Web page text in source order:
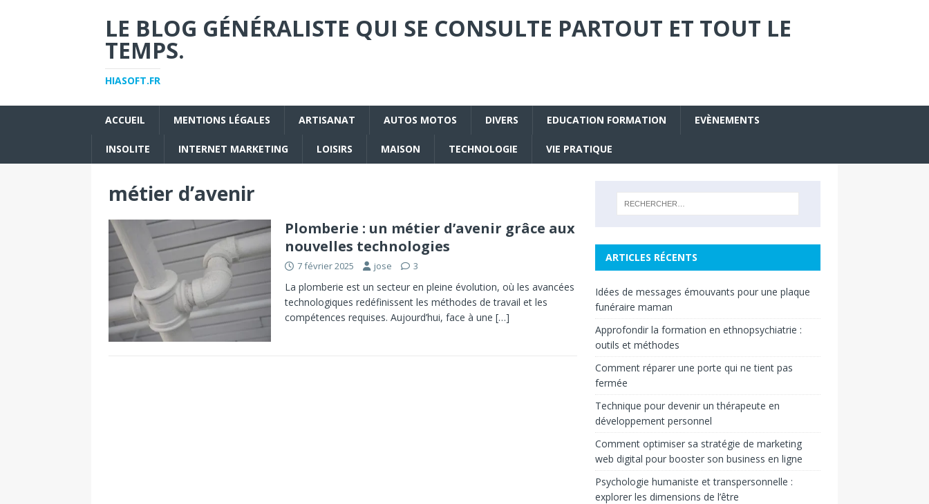
LE BLOG GÉNÉRALISTE QUI SE CONSULTE PARTOUT ET TOUT LE
TEMPS.
HIASOFT.FR
ACCUEIL MENTIONS LÉGALES ARTISANAT AUTOS MOTOS DIVERS EDUCATION FORMATION EVÈNEMENTS
INSOLITE INTERNET MARKETING LOISIRS MAISON TECHNOLOGIE VIE PRATIQUE
métier d’avenir
Plomberie : un métier d’avenir grâce aux
nouvelles technologies
7 février 2025 jose 3
La plomberie est un secteur en pleine évolution, où les avancées
technologiques redéfinissent les méthodes de travail et les
compétences requises. Aujourd’hui, face à une […]
ARTICLES RÉCENTS
Idées de messages émouvants pour une plaque
funéraire maman
Approfondir la formation en ethnopsychiatrie :
outils et méthodes
Comment réparer une porte qui ne tient pas
fermée
Technique pour devenir un thérapeute en
développement personnel
Comment optimiser sa stratégie de marketing
web digital pour booster son business en ligne
Psychologie humaniste et transpersonnelle :
explorer les dimensions de l’être